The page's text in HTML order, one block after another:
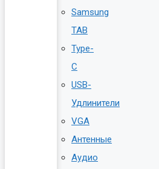
Samsung
TAB
Type-
C
USB-
Удлинители
VGA
Антенные
Аудио